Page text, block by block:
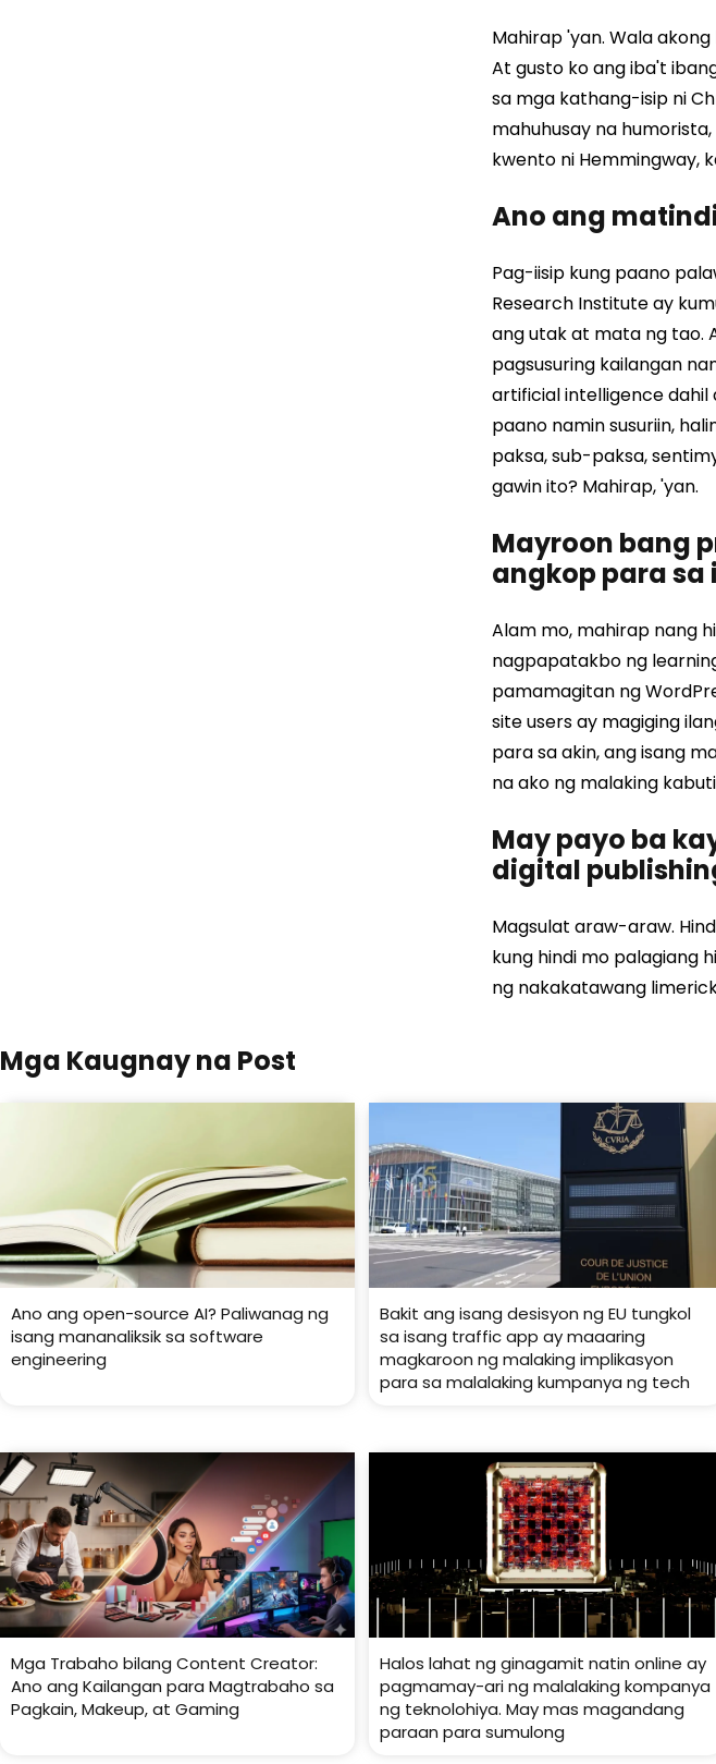
Mahirap 'yan. Wala
At gusto ko ang iba't
sa mga kathang-isip ni
mahuhusay na
kwento ni Hemmingway,
Ano ang
Pag-iisip kung paano
Research Institute ay
ang utak at mata ng tao.
pagsusuring kailangan
artificial intelligence dahil
paano namin susuriin,
paksa, sub-paksa,
gawin ito? Mahirap, 'yan.
Mayroon bang
angkop para
Alam mo, mahirap nang
nagpapatakbo ng
pamamagitan ng
site users ay magiging
para sa akin, ang isang
na ako ng malaking
May payo ba
digital
Magsulat araw-araw.
kung hindi mo palagiang
ng nakakatawang
Mga Kaugnay na Post
Ano ang open-source AI? Paliwanag ng
isang mananaliksik sa software
engineering
Bakit ang isang desisyon ng EU tungkol
sa isang traffic app ay maaaring
magkaroon ng malaking implikasyon
para sa malalaking kumpanya ng tech
Mga Trabaho bilang Content Creator:
Ano ang Kailangan para Magtrabaho sa
Pagkain, Makeup, at Gaming
Halos lahat ng ginagamit natin online ay
pagmamay-ari ng malalaking kompanya
ng teknolohiya. May mas magandang
paraan para sumulong